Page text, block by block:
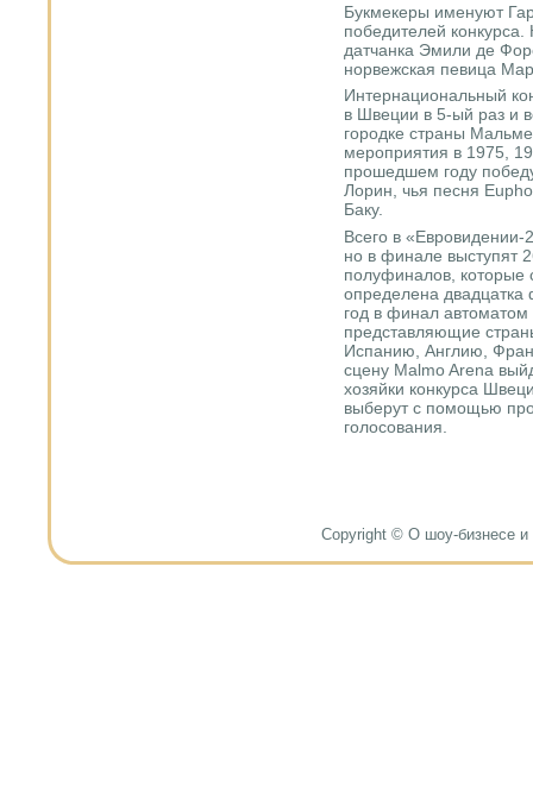
Букмекеры именуют
победителей конкурса.
датчанка Эмили де
норвежская певица
Интернациональный
в Швеции в 5-ый раз и
городке страны
мероприятия в 1975,
прошедшем году
Лорин, чья песня
Баку.
Всего в «Евровидении-
но в финале выступят
полуфиналов, которые
определена двадцатка
год в финал автоматом
представляющие
Испанию, Англию,
сцену Malmo Arena
хозяйки конкурса
выберут с помощью
голосования.
Copyright © О шоу-бизнесе и